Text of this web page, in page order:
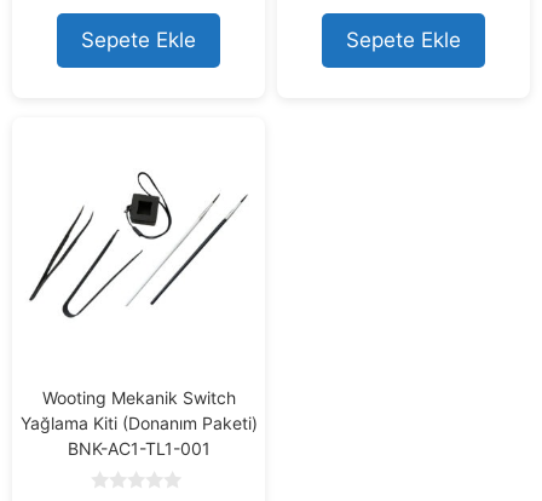
t
o
f
5
Sepete Ekle
t
o
f
5
Sepete Ekle
Wooting Mekanik Switch
Yağlama Kiti (Donanım Paketi)
BNK-AC1-TL1-001